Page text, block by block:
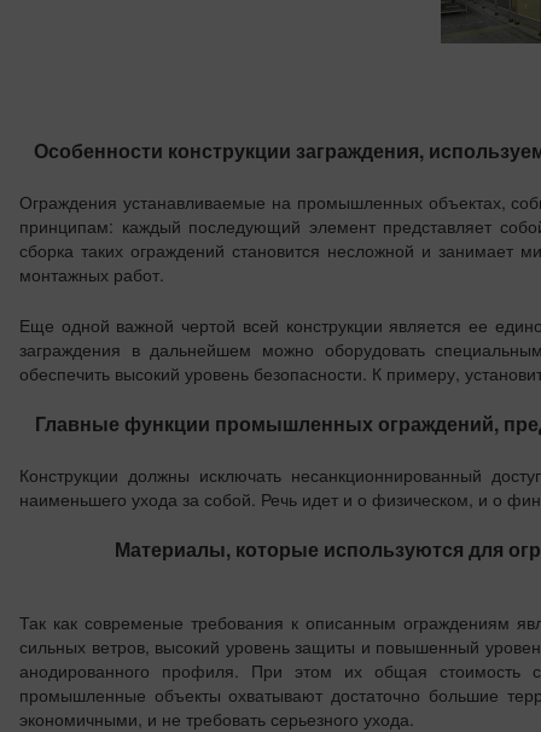
Особенности конструкции заграждения,
Ограждения устанавливаемые на промышленных объектах,
принципам: каждый последующий элемент представляет
сборка таких ограждений становится несложной и занимает
монтажных работ.
Еще одной важной чертой всей конструкции является ее
заграждения в дальнейшем можно оборудовать
обеспечить высокий уровень безопасности. К примеру,
Главные функции промышленных ограждений,
Конструкции должны исключать несанкционнированный
наименьшего ухода за собой. Речь идет и о физическом, и о
Материалы, которые используются для
Так как современые требования к описанным ограждениям
сильных ветров, высокий уровень защиты и повышенный
анодированного профиля. При этом их общая стоимость
промышленные объекты охватывают достаточно большие
экономичными, и не требовать серьезного ухода.